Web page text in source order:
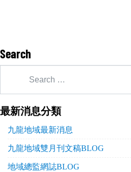
Search
最新消息分類
九龍地域最新消息
九龍地域雙月刊文稿BLOG
地域總監網誌BLOG